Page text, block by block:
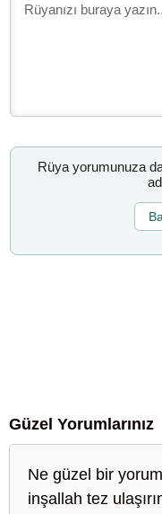
Rüya yorumunuza
Güzel Yorumlarınız
Ne güzel bir
inşallah tez